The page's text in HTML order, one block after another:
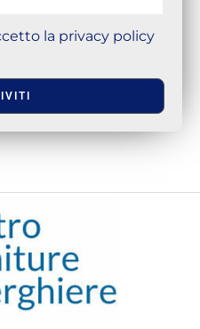
la privacy policy